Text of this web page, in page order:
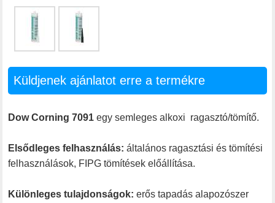
Küldjenek ajánlatot erre a termékre
Dow Corning 7091 egy semleges alkoxi ragasztó/tömítő.
Elsődleges felhasználás: általános ragasztási és tömítési
felhasználások, FIPG tömítések előállítása.
Különleges tulajdonságok: erős tapadás alapozószer